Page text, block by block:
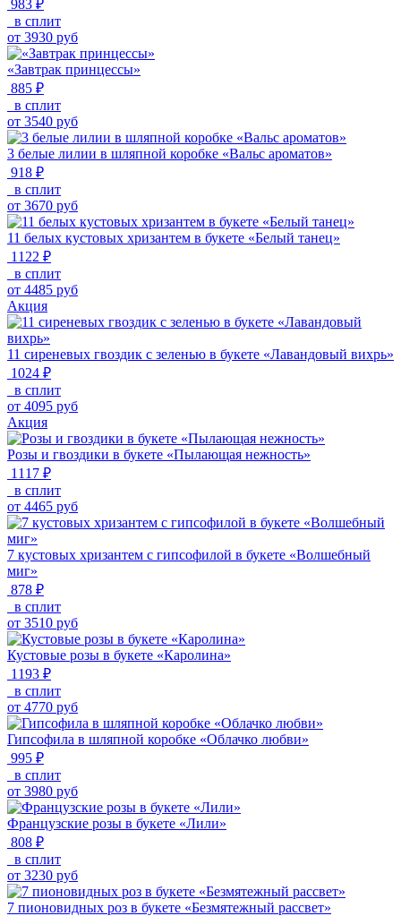
983 ₽
в сплит
от 3930 руб
«Завтрак принцессы»
885 ₽
в сплит
от 3540 руб
3 белые лилии в шляпной коробке «Вальс ароматов»
918 ₽
в сплит
от 3670 руб
11 белых кустовых хризантем в букете «Белый танец»
1122 ₽
в сплит
от 4485 руб
Акция
11 сиреневых гвоздик с зеленью в букете «Лавандовый вихрь»
1024 ₽
в сплит
от 4095 руб
Акция
Розы и гвоздики в букете «Пылающая нежность»
1117 ₽
в сплит
от 4465 руб
7 кустовых хризантем с гипсофилой в букете «Волшебный
миг»
878 ₽
в сплит
от 3510 руб
Кустовые розы в букете «Каролина»
1193 ₽
в сплит
от 4770 руб
Гипсофила в шляпной коробке «Облачко любви»
995 ₽
в сплит
от 3980 руб
Французские розы в букете «Лили»
808 ₽
в сплит
от 3230 руб
7 пионовидных роз в букете «Безмятежный рассвет»